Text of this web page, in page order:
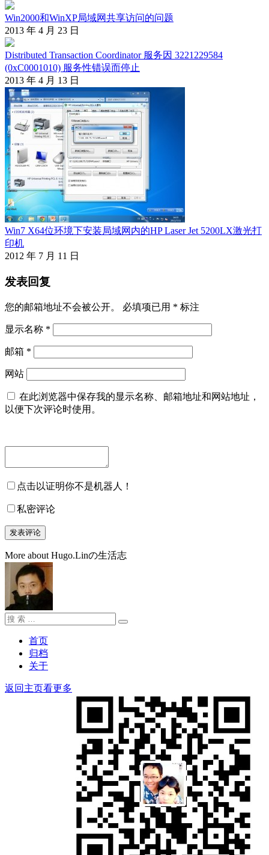
Win2000和WinXP局域网共享访问的问题
2013 年 4 月 23 日
Distributed Transaction Coordinator 服务因 3221229584
(0xC0001010) 服务性错误而停止
2013 年 4 月 13 日
Win7 X64位环境下安装局域网内的HP Laser Jet 5200LX激光打
印机
2012 年 7 月 11 日
发表回复
您的邮箱地址不会被公开。 必填项已用 * 标注
显示名称 *
邮箱 *
网站
在此浏览器中保存我的显示名称、邮箱地址和网站地址，
以便下次评论时使用。
点击以证明你不是机器人！
私密评论
More about Hugo.Linの生活志
搜
搜
首页
归档
关于
返回主页看更多